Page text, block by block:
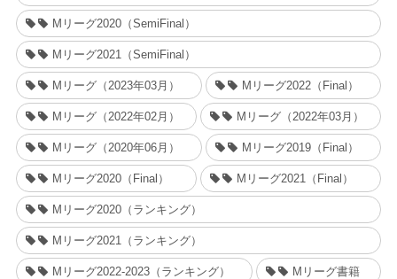
Mリーグ2020（SemiFinal）
Mリーグ2021（SemiFinal）
Mリーグ（2023年03月） Mリーグ2022（Final）
Mリーグ（2022年02月） Mリーグ（2022年03月）
Mリーグ（2020年06月） Mリーグ2019（Final）
Mリーグ2020（Final） Mリーグ2021（Final）
Mリーグ2020（ランキング）
Mリーグ2021（ランキング）
Mリーグ2022-2023（ランキング） Mリーグ書籍